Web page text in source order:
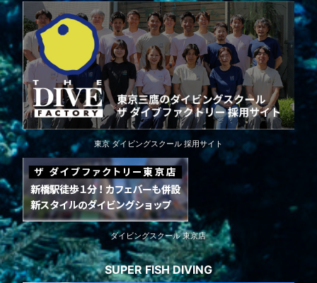
東京 ダイビングスクール 採用サイト
ダイビングスクール 東京店
SUPER FISH DIVING